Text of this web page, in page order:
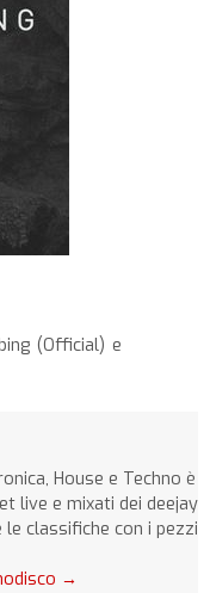
(Official) e
House e Techno è
live e mixati dei deejay
classifiche con i pezzi
→